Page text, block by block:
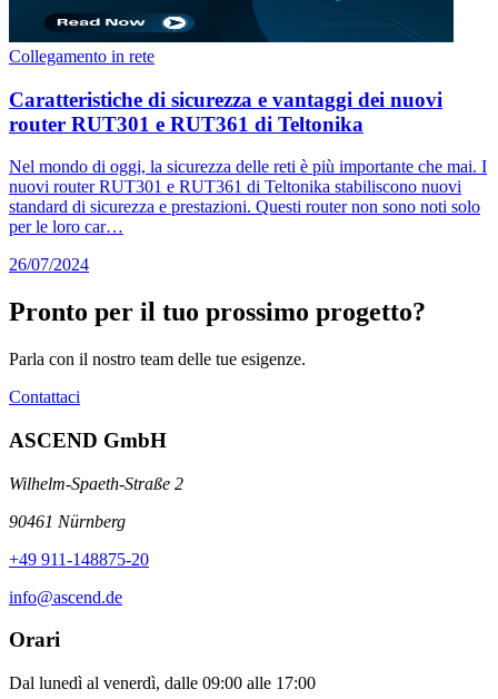
Collegamento in rete
Caratteristiche di sicurezza e vantaggi dei nuovi
router RUT301 e RUT361 di Teltonika
Nel mondo di oggi, la sicurezza delle reti è più importante che mai. I
nuovi router RUT301 e RUT361 di Teltonika stabiliscono nuovi
standard di sicurezza e prestazioni. Questi router non sono noti solo
per le loro car…
26/07/2024
Pronto per il tuo prossimo progetto?
Parla con il nostro team delle tue esigenze.
Contattaci
ASCEND GmbH
Wilhelm-Spaeth-Straße 2
90461 Nürnberg
+49 911-148875-20
info@ascend.de
Orari
Dal lunedì al venerdì, dalle 09:00 alle 17:00